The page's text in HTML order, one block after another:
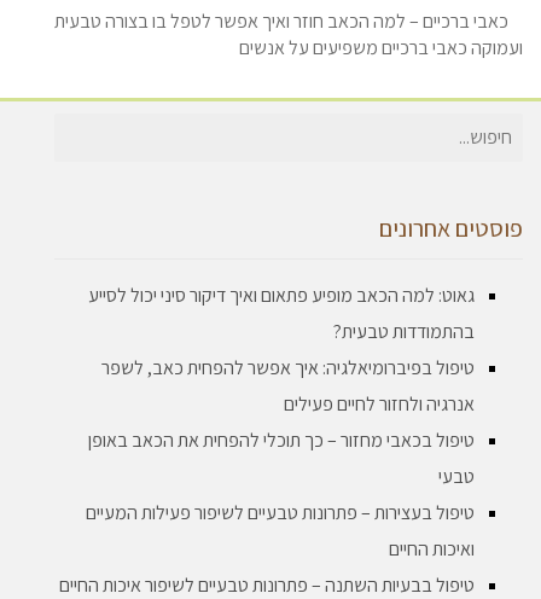
כאבי ברכיים – למה הכאב חוזר ואיך אפשר לטפל בו בצורה טבעית
ועמוקה כאבי ברכיים משפיעים על אנשים
חיפוש
פוסטים אחרונים
גאוט: למה הכאב מופיע פתאום ואיך דיקור סיני יכול לסייע
בהתמודדות טבעית?
טיפול בפיברומיאלגיה: איך אפשר להפחית כאב, לשפר
אנרגיה ולחזור לחיים פעילים
טיפול בכאבי מחזור – כך תוכלי להפחית את הכאב באופן
טבעי
טיפול בעצירות – פתרונות טבעיים לשיפור פעילות המעיים
ואיכות החיים
טיפול בבעיות השתנה – פתרונות טבעיים לשיפור איכות החיים